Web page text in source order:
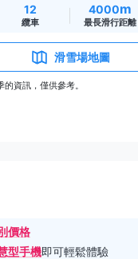
12
纜車
4000m
最長滑行距離
滑雪場地圖
資訊，僅供參考。
價格
型手機即可輕鬆體驗